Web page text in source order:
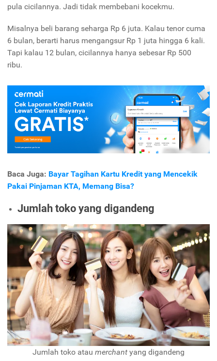
pula cicilannya. Jadi tidak membebani kocekmu.
Misalnya beli barang seharga Rp 6 juta. Kalau tenor cuma
6 bulan, berarti harus mengangsur Rp 1 juta hingga 6 kali.
Tapi kalau 12 bulan, cicilannya hanya sebesar Rp 500
ribu.
Baca Juga: Bayar Tagihan Kartu Kredit yang Mencekik
Pakai Pinjaman KTA, Memang Bisa?
Jumlah toko yang digandeng
Jumlah toko atau merchant yang digandeng